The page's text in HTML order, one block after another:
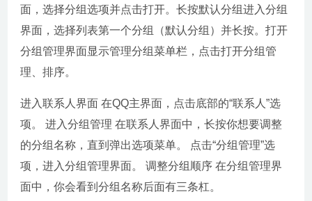
面，选择分组选项并点击打开。长按默认分组进入分组
界面，选择列表第一个分组（默认分组）并长按。打开
分组管理界面显示管理分组菜单栏，点击打开分组管
理、排序。
进入联系人界面 在QQ主界面，点击底部的“联系人”选
项。 进入分组管理 在联系人界面中，长按你想要调整
的分组名称，直到弹出选项菜单。 点击“分组管理”选
项，进入分组管理界面。 调整分组顺序 在分组管理界
面中，你会看到分组名称后面有三条杠。